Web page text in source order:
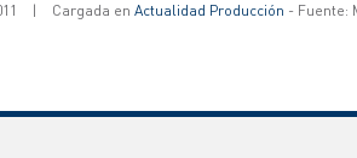
| Cargada en Actualidad Producción - Fuente: